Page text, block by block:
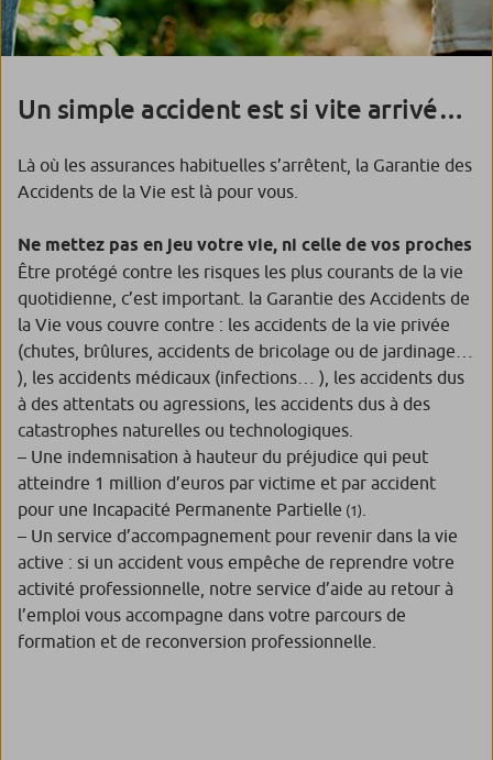
Un simple accident est si vite arrivé…
Là où les assurances habituelles s’arrêtent, la Garantie des
Accidents de la Vie est là pour vous.
Ne mettez pas en jeu votre vie, ni celle de vos proches
Être protégé contre les risques les plus courants de la vie
quotidienne, c’est important. la Garantie des Accidents de
la Vie vous couvre contre : les accidents de la vie privée
(chutes, brûlures, accidents de bricolage ou de jardinage…
), les accidents médicaux (infections… ), les accidents dus
à des attentats ou agressions, les accidents dus à des
catastrophes naturelles ou technologiques.
– Une indemnisation à hauteur du préjudice qui peut
atteindre 1 million d’euros par victime et par accident
pour une Incapacité Permanente Partielle (1)
– Un service d’accompagnement pour revenir dans la vie
active : si un accident vous empêche de reprendre votre
activité professionnelle, notre service d’aide au retour à
l’emploi vous accompagne dans votre parcours de
formation et de reconversion professionnelle.